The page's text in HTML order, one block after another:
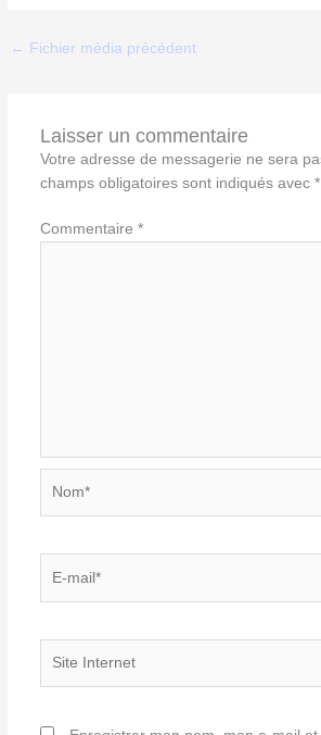
← Fichier média précédent
Laisser un commentaire
Votre adresse de messagerie ne sera
champs obligatoires sont indiqués avec *
Commentaire *
mail*